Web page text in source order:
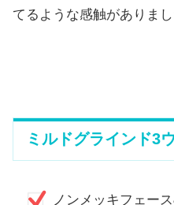
てるような感触がありまし
ミルドグラインド3
ノンメッキフェー